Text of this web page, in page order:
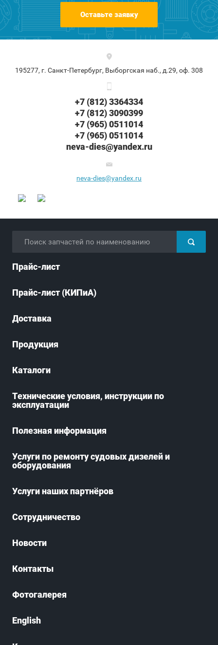
Оставьте заявку
195277, г. Санкт-Петербург, Выборгская наб., д.29, оф. 308
+7 (812) 3364334
+7 (812) 3090399
+7 (965) 0511014
+7 (965) 0511014
neva-dies@yandex.ru
neva-dies@yandex.ru
Прайс-лист
Прайс-лист (КИПиА)
Доставка
Продукция
Каталоги
Технические условия, инструкции по
эксплуатации
Полезная информация
Услуги по ремонту судовых дизелей и
оборудования
Услуги наших партнёров
Сотрудничество
Новости
Контакты
Фотогалерея
English